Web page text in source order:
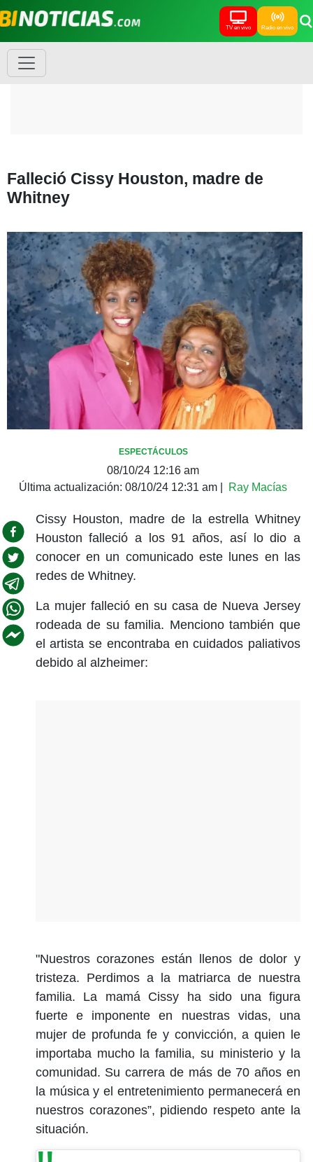
TV en vivo Radio en vivo
Falleció Cissy Houston, madre de
Whitney
ESPECTÁCULOS
08/10/24 12:16 am
Última actualización: 08/10/24 12:31 am Ray Macías
Cissy Houston, madre de la estrella Whitney
Houston falleció a los 91 años, así lo dio a
conocer en un comunicado este lunes en las
redes de Whitney.
La mujer falleció en su casa de Nueva Jersey
rodeada de su familia. Menciono también que
el artista se encontraba en cuidados paliativos
debido al alzheimer:
"Nuestros corazones están llenos de dolor y
tristeza. Perdimos a la matriarca de nuestra
familia. La mamá Cissy ha sido una figura
fuerte e imponente en nuestras vidas, una
mujer de profunda fe y convicción, a quien le
importaba mucho la familia, su ministerio y la
comunidad. Su carrera de más de 70 años en
la música y el entretenimiento permanecerá en
nuestros corazones”, pidiendo respeto ante la
situación.